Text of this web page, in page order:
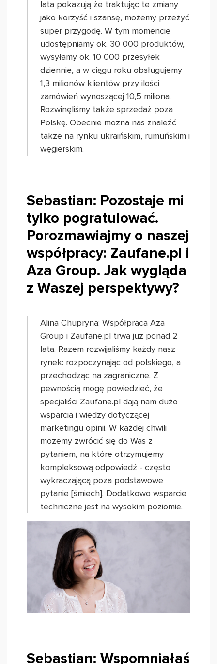
lata pokazują że traktując te zmiany
jako korzyść i szansę, możemy przeżyć
super przygodę. W tym momencie
udostępniamy ok. 30 000 produktów,
wysyłamy ok. 10 000 przesyłek
dziennie, a w ciągu roku obsługujemy
1,3 milionów klientów przy ilości
zamówień wynoszącej 10,5 miliona.
Rozwinęliśmy także sprzedaż poza
Polskę. Obecnie można nas znaleźć
także na rynku ukraińskim, rumuńskim i
węgierskim.
Sebastian: Pozostaje mi
tylko pogratulować.
Porozmawiajmy o naszej
współpracy: Zaufane.pl i
Aza Group. Jak wygląda
z Waszej perspektywy?
Alina Chupryna: Współpraca Aza
Group i Zaufane.pl trwa już ponad 2
lata. Razem rozwijaliśmy każdy nasz
rynek: rozpoczynając od polskiego, a
przechodząc na zagraniczne. Z
pewnością mogę powiedzieć, że
specjaliści Zaufane.pl dają nam dużo
wsparcia i wiedzy dotyczącej
marketingu opinii. W każdej chwili
możemy zwrócić się do Was z
pytaniem, na które otrzymujemy
kompleksową odpowiedź - często
wykraczającą poza podstawowe
pytanie [śmiech]. Dodatkowo wsparcie
techniczne jest na wysokim poziomie.
Sebastian: Wspomniałaś